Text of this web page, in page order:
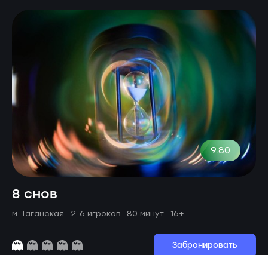
9.80
8 снов
м. Таганская · 2-6 игроков · 80 минут · 16+
Забронировать